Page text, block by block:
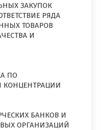
ЗАКУПОК
РЯДА
ТОВАРОВ
И
ПО
КОНЦЕНТРАЦИИ
БАНКОВ И
ОРГАНИЗАЦИЙ